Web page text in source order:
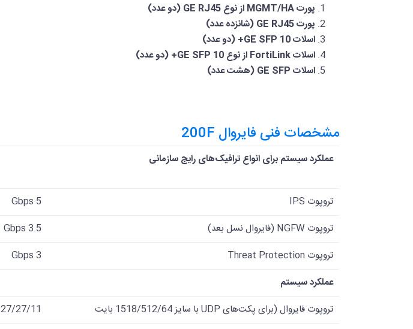
پورت MGMT/HA از نوع GE RJ45 (دو عدد)
پورت GE RJ45 (شانزده عدد)
اسلات 10 GE SFP+ (دو عدد)
اسلات FortiLink از نوع 10 GE SFP+ (دو عدد)
اسلات GE SFP (هشت عدد)
مشخصات فنی فایروال 200F
عملکرد سیستم برای انواع ترافیک‌های رایج سازمانی
تروپوت IPS
5 Gbps
تروپوت NGFW (فایروال نسل بعد)
3.5 Gbps
تروپوت Threat Protection
3 Gbps
عملکرد سیستم
تروپوت فایروال (برای پکت‌های UDP با سایز 1518/512/64 بایت
27/27/11 Gbps